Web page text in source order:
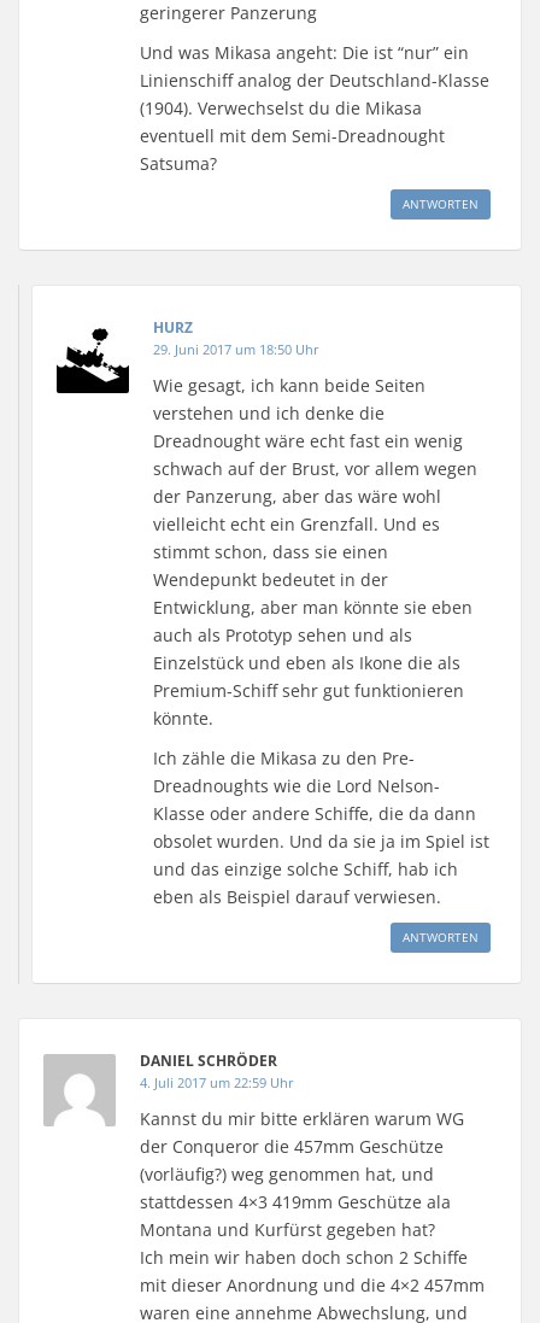
geringerer Panzerung
Und was Mikasa angeht: Die ist “nur” ein
Linienschiff analog der Deutschland-Klasse
(1904). Verwechselst du die Mikasa
eventuell mit dem Semi-Dreadnought
Satsuma?
ANTWORTEN
HURZ
29. Juni 2017 um 18:50 Uhr
Wie gesagt, ich kann beide Seiten
verstehen und ich denke die
Dreadnought wäre echt fast ein wenig
schwach auf der Brust, vor allem wegen
der Panzerung, aber das wäre wohl
vielleicht echt ein Grenzfall. Und es
stimmt schon, dass sie einen
Wendepunkt bedeutet in der
Entwicklung, aber man könnte sie eben
auch als Prototyp sehen und als
Einzelstück und eben als Ikone die als
Premium-Schiff sehr gut funktionieren
könnte.
Ich zähle die Mikasa zu den Pre-
Dreadnoughts wie die Lord Nelson-
Klasse oder andere Schiffe, die da dann
obsolet wurden. Und da sie ja im Spiel ist
und das einzige solche Schiff, hab ich
eben als Beispiel darauf verwiesen.
ANTWORTEN
DANIEL SCHRÖDER
4. Juli 2017 um 22:59 Uhr
Kannst du mir bitte erklären warum WG
der Conqueror die 457mm Geschütze
(vorläufig?) weg genommen hat, und
stattdessen 4×3 419mm Geschütze ala
Montana und Kurfürst gegeben hat?
Ich mein wir haben doch schon 2 Schiffe
mit dieser Anordnung und die 4×2 457mm
waren eine annehme Abwechslung, und